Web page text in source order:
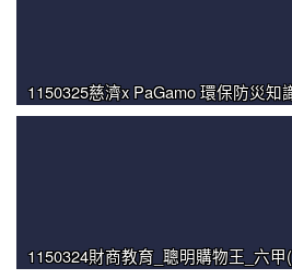
1150325慈濟x PaGamo 環保防災知
1150324財商教育_聰明購物王_六甲